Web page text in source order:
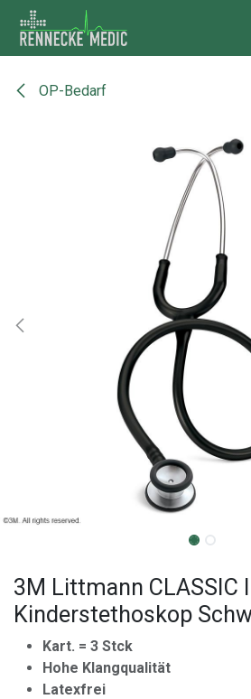
Zum Inhalt springen
OP-Bedarf
3M Littmann CLASSIC
Kinderstethoskop
Kart. = 3 Stck
Hohe Klangqualität
Latexfrei